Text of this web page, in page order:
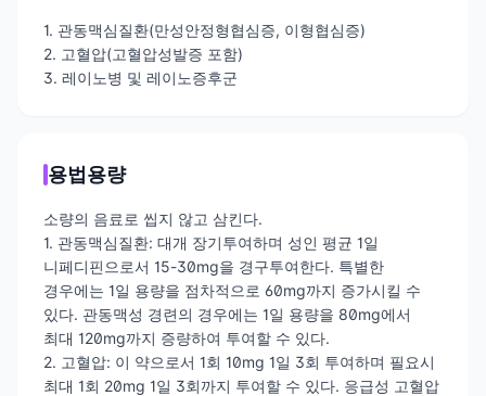
1. 관동맥심질환(만성안정형협심증, 이형협심증)
2. 고혈압(고혈압성발증 포함)
3. 레이노병 및 레이노증후군
용법용량
소량의 음료로 씹지 않고 삼킨다.
1. 관동맥심질환: 대개 장기투여하며 성인 평균 1일
니페디핀으로서 15-30mg을 경구투여한다. 특별한
경우에는 1일 용량을 점차적으로 60mg까지 증가시킬 수
있다. 관동맥성 경련의 경우에는 1일 용량을 80mg에서
최대 120mg까지 증량하여 투여할 수 있다.
2. 고혈압: 이 약으로서 1회 10mg 1일 3회 투여하며 필요시
최대 1회 20mg 1일 3회까지 투여할 수 있다. 응급성 고혈압